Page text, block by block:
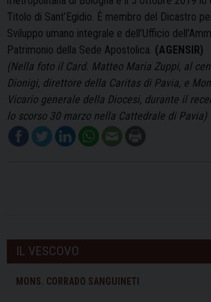
Titolo di Sant’Egidio. È membro del Dicastro
Sviluppo umano integrale e dell’Ufficio
Patrimonio della Sede Apostolica. (AGENSIR)
(Nella foto il Card. Matteo Maria Zuppi, al
Dionigi, direttore della Caritas di Pavia, e
Vicario generale della Diocesi, durante il
lo scorso 30 marzo nella Cattedrale di Pavia)
IL VESCOVO
MONS. CORRADO SANGUINETI